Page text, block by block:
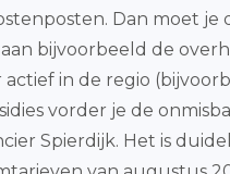
Dan moet je
bijvoorbeeld de
in de regio
vorder je de
Spierdijk. Het is